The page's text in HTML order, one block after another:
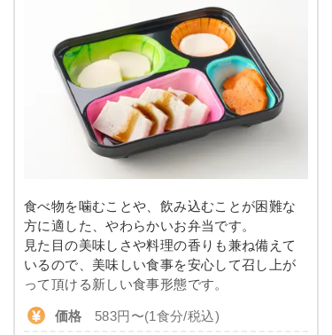
肉豆腐
カリフラワーのレモンマリネ
鶏団子の炊き合わせ
ジャーマンポテト
-
※ その他備考
メニューは日替わりです（メニューは一例です）
タンパク質 -
脂質 -
糖質 -
-
カリウム
コレステロール -
たんぱく調整食のメニュー例
ミートオムレツ
食べ物を噛むことや、飲み込むことが困難な
方に適した、やわらかいお弁当です。
見た目の美味しさや料理の香りも兼ね備えて
いるので、美味しい食事を安心して召し上が
って頂ける新しい食事形態です。
価格 583円〜(1食分/税込)